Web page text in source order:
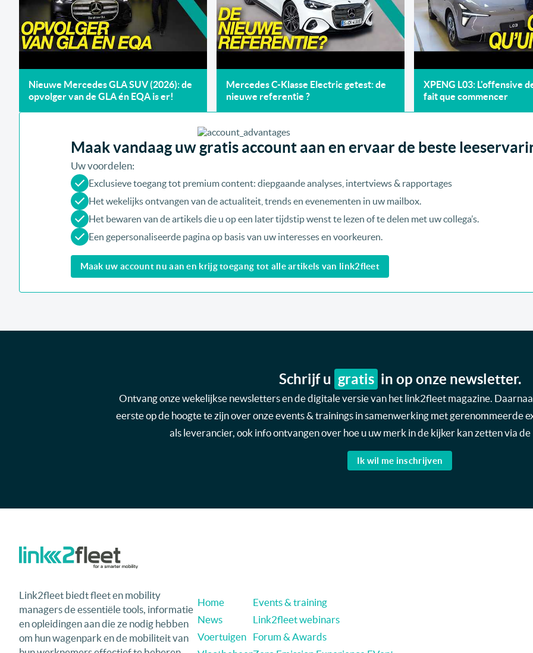
Nieuwe Mercedes GLA SUV (2026): de
opvolger van de GLA én EQA is er!
Mercedes C-Klasse Electric getest: de
nieuwe referentie ?
XPENG L03: L'offensive
fait que commencer
Maak vandaag uw gratis account aan en ervaar de beste
Uw voordelen:
Exclusieve toegang tot premium content: diepgaande analyses, intertviews & rapportages
Het wekelijks ontvangen van de actualiteit, trends en evenementen in uw mailbox.
Het bewaren van de artikels die u op een later tijdstip wenst te lezen of te delen met uw collega’s.
Een gepersonaliseerde pagina op basis van uw interesses en voorkeuren.
Maak uw account nu aan en krijg toegang tot alle artikels van link2fleet
Schrijf u gratis in op onze newsletter.
Ontvang onze wekelijkse newsletters en de digitale versie van het link2fleet magazine.
eerste op de hoogte te zijn over onze events & trainings in samenwerking met gerenommeerde
als leverancier, ook info ontvangen over hoe u uw merk in de kijker kan zetten via
Ik wil me inschrijven
Link2fleet biedt fleet en mobility
managers de essentiële tools, informatie
en opleidingen aan die ze nodig hebben
om hun wagenpark en de mobiliteit van
Home
News
Voertuigen
Events & training
Link2fleet webinars
Forum & Awards